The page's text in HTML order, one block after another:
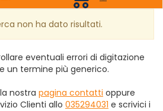
inseriti
non ha dato risultati.
eventuali errori di digitazione
un termine più generico.
nostra pagina contatti oppure
Clienti allo 035294031 e scrivici i